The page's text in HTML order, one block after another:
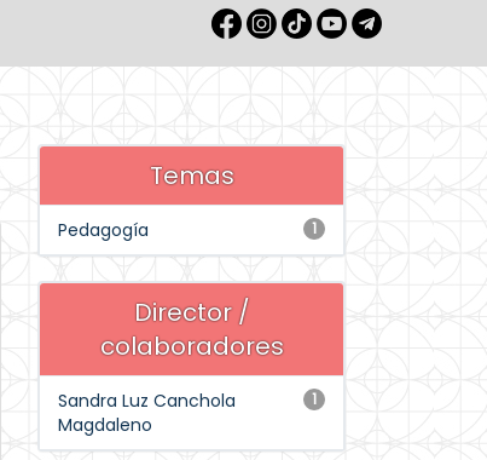
Temas
1
Pedagogía
Director /
colaboradores
1
Sandra Luz Canchola
Magdaleno